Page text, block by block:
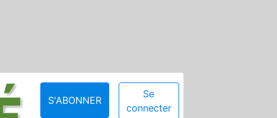
S'ABONNER
Se
connecter